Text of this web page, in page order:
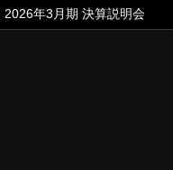
2026年3月期 決算説明会